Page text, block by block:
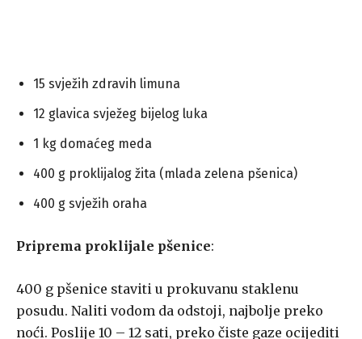
15 svježih zdravih limuna
12 glavica svježeg bijelog luka
1 kg domaćeg meda
400 g proklijalog žita (mlada zelena pšenica)
400 g svježih oraha
Priprema proklijale pšenice:
400 g pšenice staviti u prokuvanu staklenu
posudu. Naliti vodom da odstoji, najbolje preko
noći. Poslije 10 – 12 sati, preko čiste gaze ocijediti